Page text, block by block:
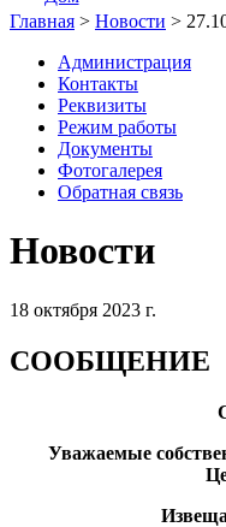
Главная > Новости >
Администрация
Контакты
Реквизиты
Режим работы
Документы
Фотогалерея
Обратная связь
Новости
18 октября 2023 г.
СООБЩЕНИЕ
Уважаемые